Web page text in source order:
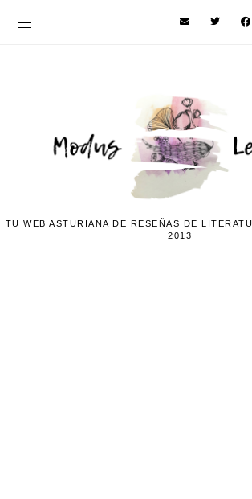
TU WEB ASTURIANA DE RESEÑAS DE
2013